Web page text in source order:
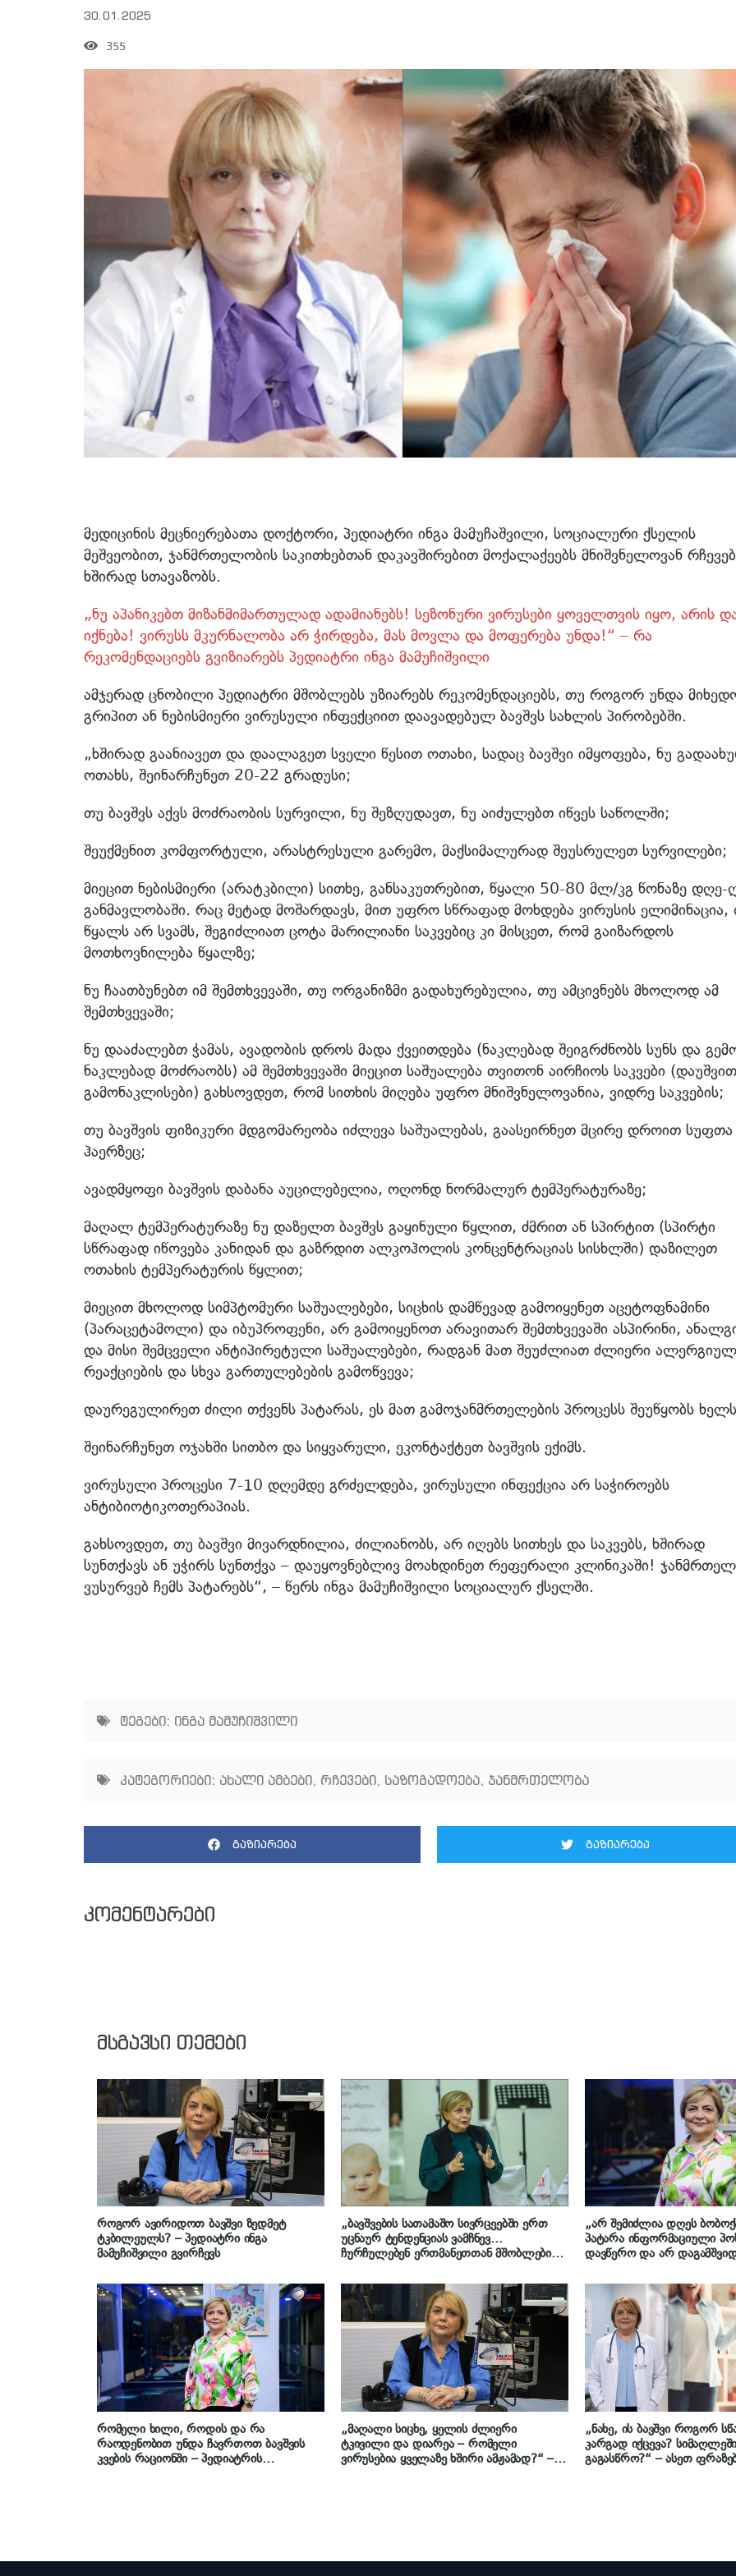
30.01.2025
355
მედიცინის მეცნიერებათა დოქტორი, პედიატრი ინგა მამუჩაშვილი, სოციალური ქსელის
მეშვეობით, ჯანმრთელობის საკითხებთან დაკავშირებით მოქალაქეებს მნიშვნელოვან
ხშირად სთავაზობს.
„ნუ აპანიკებთ მიზანმიმართულად ადამიანებს! სეზონური ვირუსები ყოველთვის იყო, არის
იქნება! ვირუსს მკურნალობა არ ჭირდება, მას მოვლა და მოფერება უნდა!“ – რა
რეკომენდაციებს გვიზიარებს პედიატრი ინგა მამუჩიშვილი
ამჯერად ცნობილი პედიატრი მშობლებს უზიარებს რეკომენდაციებს, თუ როგორ უნდა
გრიპით ან ნებისმიერი ვირუსული ინფექციით დაავადებულ ბავშვს სახლის პირობებში.
„ხშირად გაანიავეთ და დაალაგეთ სველი წესით ოთახი, სადაც ბავშვი იმყოფება, ნუ
ოთახს, შეინარჩუნეთ 20-22 გრადუსი;
თუ ბავშვს აქვს მოძრაობის სურვილი, ნუ შეზღუდავთ, ნუ აიძულებთ იწვეს საწოლში;
შეუქმენით კომფორტული, არასტრესული გარემო, მაქსიმალურად შეუსრულეთ სურვილები;
მიეცით ნებისმიერი (არატკბილი) სითხე, განსაკუთრებით, წყალი 50-80 მლ/კგ წონაზე დღე-
განმავლობაში. რაც მეტად მოშარდავს, მით უფრო სწრაფად მოხდება ვირუსის ელიმინაცია,
წყალს არ სვამს, შეგიძლიათ ცოტა მარილიანი საკვებიც კი მისცეთ, რომ გაიზარდოს
მოთხოვნილება წყალზე;
ნუ ჩაათბუნებთ იმ შემთხვევაში, თუ ორგანიზმი გადახურებულია, თუ ამცივნებს მხოლოდ ამ
შემთხვევაში;
ნუ დააძალებთ ჭამას, ავადობის დროს მადა ქვეითდება (ნაკლებად შეიგრძნობს სუნს და
ნაკლებად მოძრაობს) ამ შემთხვევაში მიეცით საშუალება თვითონ აირჩიოს საკვები (დაუშვით
გამონაკლისები) გახსოვდეთ, რომ სითხის მიღება უფრო მნიშვნელოვანია, ვიდრე საკვების;
თუ ბავშვის ფიზიკური მდგომარეობა იძლევა საშუალებას, გაასეირნეთ მცირე დროით სუფთა
ჰაერზეც;
ავადმყოფი ბავშვის დაბანა აუცილებელია, ოღონდ ნორმალურ ტემპერატურაზე;
მაღალ ტემპერატურაზე ნუ დაზელთ ბავშვს გაყინული წყლით, ძმრით ან სპირტით (სპირტი
სწრაფად იწოვება კანიდან და გაზრდით ალკოჰოლის კონცენტრაციას სისხლში) დაზილეთ
ოთახის ტემპერატურის წყლით;
მიეცით მხოლოდ სიმპტომური საშუალებები, სიცხის დამწევად გამოიყენეთ აცეტოფნამინი
(პარაცეტამოლი) და იბუპროფენი, არ გამოიყენოთ არავითარ შემთხვევაში ასპირინი,
და მისი შემცველი ანტიპირეტული საშუალებები, რადგან მათ შეუძლიათ ძლიერი
რეაქციების და სხვა გართულებების გამოწვევა;
დაურეგულირეთ ძილი თქვენს პატარას, ეს მათ გამოჯანმრთელების პროცესს შეუწყობს
შეინარჩუნეთ ოჯახში სითბო და სიყვარული, ეკონტაქტეთ ბავშვის ექიმს.
ვირუსული პროცესი 7-10 დღემდე გრძელდება, ვირუსული ინფექცია არ საჭიროებს
ანტიბიოტიკოთერაპიას.
გახსოვდეთ, თუ ბავშვი მივარდნილია, ძილიანობს, არ იღებს სითხეს და საკვებს, ხშირად
სუნთქავს ან უჭირს სუნთქვა – დაუყოვნებლივ მოახდინეთ რეფერალი კლინიკაში!
ვუსურვებ ჩემს პატარებს“, – წერს ინგა მამუჩიშვილი სოციალურ ქსელში.
ტეგები: ინგა მამუჩიშვილი
კატეგორიები: ახალი ამბები, რჩევები, საზოგადოება, ჯანმრთელობა
გაზიარება გაზიარება
კომენტარები
მსგავსი თემები
როგორ ავირიდოთ ბავშვი ზედმეტ
ტკბილეულს? – პედიატრი ინგა
მამუჩიშვილი გვირჩევს
„ბავშვების სათამაშო სივრცეებში ერთ
უცნაურ ტენდენციას ვამჩნევ…
ჩურჩულებენ ერთმანეთთან მშობლები…
პედიატრი ინგა მამუჩიშვილი
„არ შემიძლია დღეს
პატარა ინფორმაციული
დავწერო და არ
70%-ში ვხვდებით
ინფექციას!!!“ – რას წერს
მამუჩიშვილი
რომელი ხილი, როდის და რა
რაოდენობით უნდა ჩავრთოთ ბავშვის
კვების რაციონში – პედიატრის
„მაღალი სიცხე, ყელის ძლიერი
ტკივილი და დიარეა – რომელი
ვირუსებია ყველაზე ხშირი ამჟამად?“ –
„ნახე, ის ბავშვი როგორ
კარგად იქცევა?
გაგასწრო?“ – ასეთ